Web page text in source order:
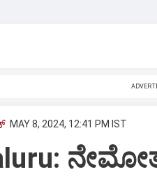
MAY 8, 2024, 12:41 PM IST